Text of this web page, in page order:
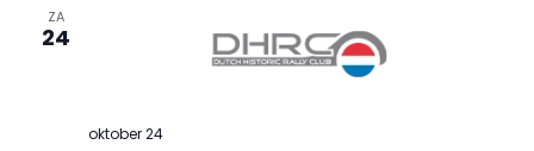
ZA
24
oktober 24